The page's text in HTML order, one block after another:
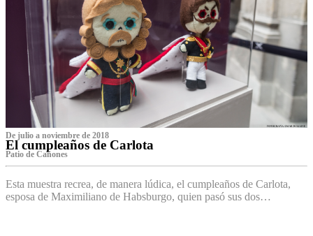
De julio a noviembre de 2018
El cumpleaños de Carlota
Patio de Cañones
Esta muestra recrea, de manera lúdica, el cumpleaños de Carlota,
esposa de Maximiliano de Habsburgo, quien pasó sus dos…